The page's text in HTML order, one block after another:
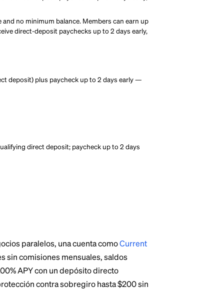
monthly fee and no minimum balance. Members can earn up
of $200, receive direct-deposit paychecks up to 2 days early,
monthly fee and no minimum balance. Members can earn up